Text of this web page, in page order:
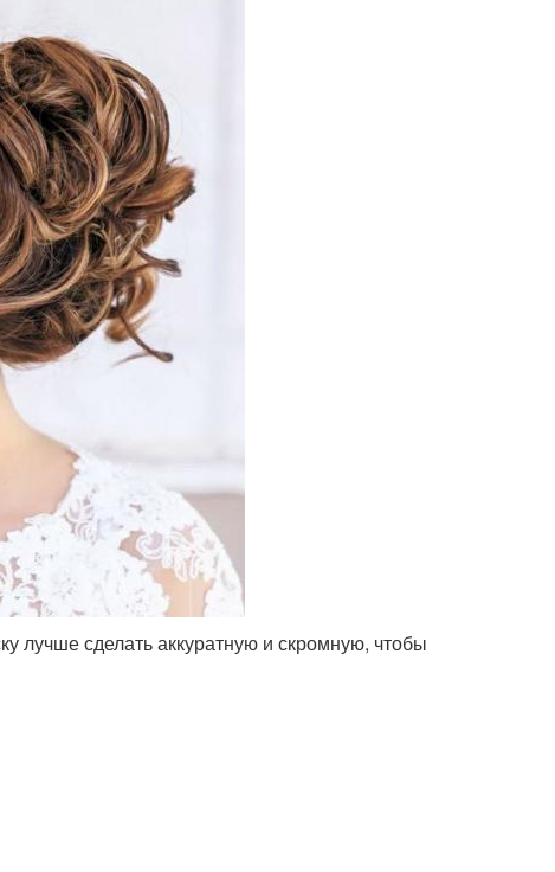
лучше сделать аккуратную и скромную, чтобы